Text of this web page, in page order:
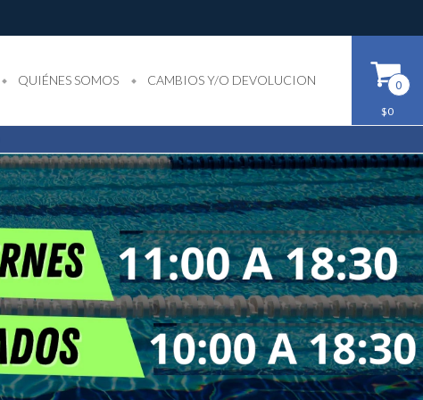
QUIÉNES SOMOS CAMBIOS Y/O DEVOLUCION 0
$0